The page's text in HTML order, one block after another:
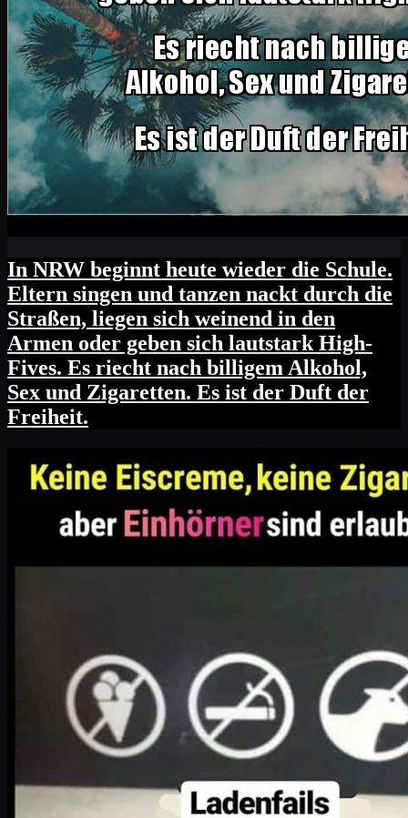
In NRW beginnt heute wieder die Schule.
Eltern singen und tanzen nackt durch die
Straßen, liegen sich weinend in den
Armen oder geben sich lautstark High-
Fives. Es riecht nach billigem Alkohol,
Sex und Zigaretten. Es ist der Duft der
Freiheit.